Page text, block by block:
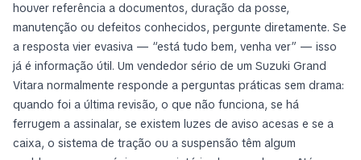
houver referência a documentos, duração da posse,
manutenção ou defeitos conhecidos, pergunte diretamente. Se
a resposta vier evasiva — “está tudo bem, venha ver” — isso
já é informação útil. Um vendedor sério de um Suzuki Grand
Vitara normalmente responde a perguntas práticas sem drama:
quando foi a última revisão, o que não funciona, se há
ferrugem a assinalar, se existem luzes de aviso acesas e se a
caixa, o sistema de tração ou a suspensão têm algum